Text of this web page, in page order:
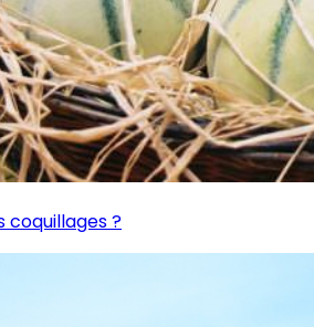
coquillages ?